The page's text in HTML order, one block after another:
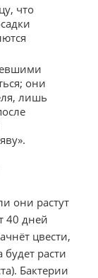
, что
они
, лишь
они растут
40 дней
цвести,
расти
Бактерии